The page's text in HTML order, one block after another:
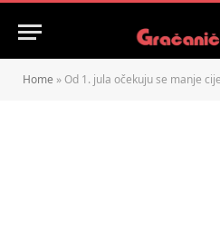
Home » Od 1. jula očekuju se manje cijene